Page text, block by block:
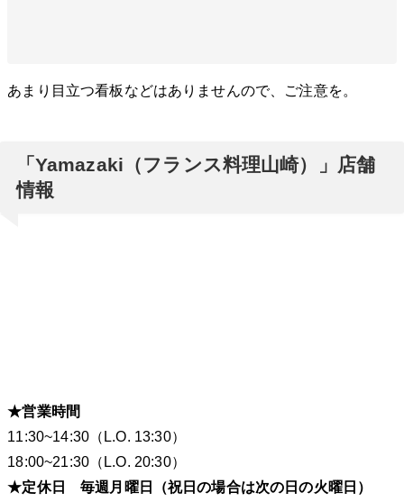
あまり目立つ看板などはありませんので、ご注意を。
「Yamazaki（フランス料理山崎）」店舗
情報
★営業時間
11:30~14:30（L.O. 13:30）
18:00~21:30（L.O. 20:30）
★定休日 毎週月曜日（祝日の場合は次の日の火曜日）